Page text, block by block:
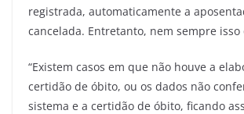
registrada, automaticamente a
cancelada. Entretanto, nem sempre isso
“Existem casos em que não houve a
certidão de óbito, ou os dados não
sistema e a certidão de óbito, ficando